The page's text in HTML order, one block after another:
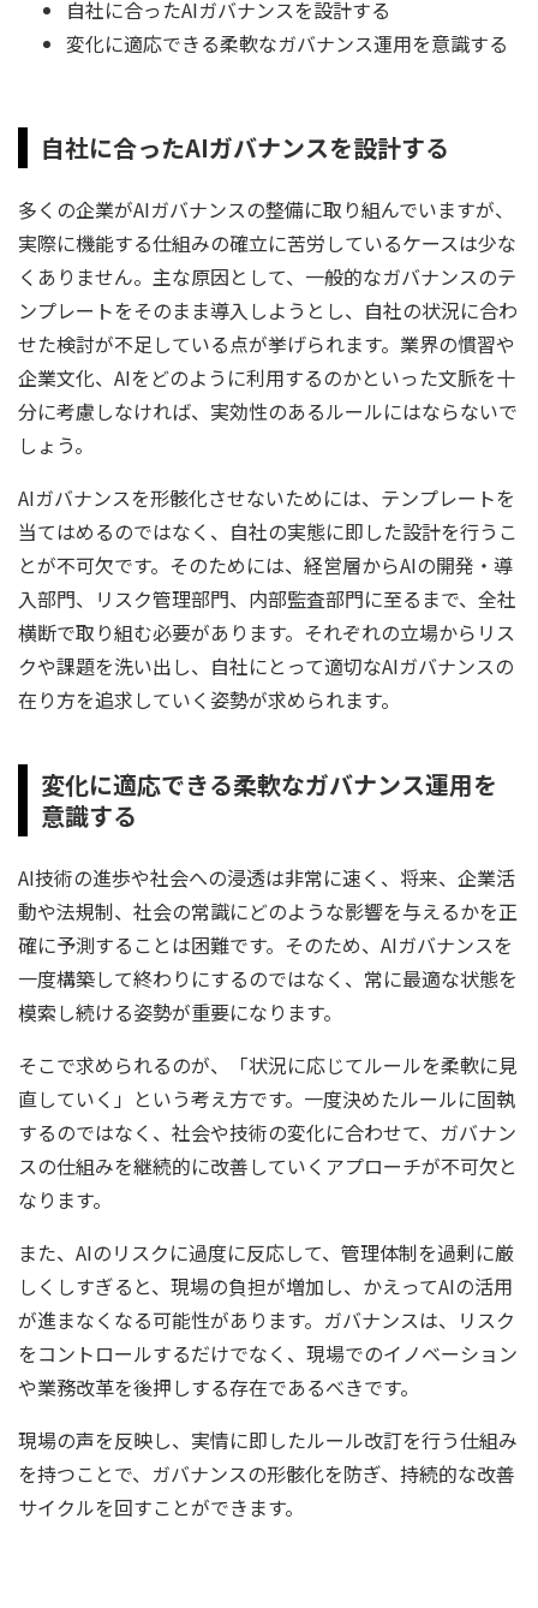
自社に合ったAIガバナンスを設計する
変化に適応できる柔軟なガバナンス運用を意識する
自社に合ったAIガバナンスを設計する
多くの企業がAIガバナンスの整備に取り組んでいますが、
実際に機能する仕組みの確立に苦労しているケースは少な
くありません。主な原因として、一般的なガバナンスのテ
ンプレートをそのまま導入しようとし、自社の状況に合わ
せた検討が不足している点が挙げられます。業界の慣習や
企業文化、AIをどのように利用するのかといった文脈を十
分に考慮しなければ、実効性のあるルールにはならないで
しょう。
AIガバナンスを形骸化させないためには、テンプレートを
当てはめるのではなく、自社の実態に即した設計を行うこ
とが不可欠です。そのためには、経営層からAIの開発・導
入部門、リスク管理部門、内部監査部門に至るまで、全社
横断で取り組む必要があります。それぞれの立場からリス
クや課題を洗い出し、自社にとって適切なAIガバナンスの
在り方を追求していく姿勢が求められます。
変化に適応できる柔軟なガバナンス運用を
意識する
AI技術の進歩や社会への浸透は非常に速く、将来、企業活
動や法規制、社会の常識にどのような影響を与えるかを正
確に予測することは困難です。そのため、AIガバナンスを
一度構築して終わりにするのではなく、常に最適な状態を
模索し続ける姿勢が重要になります。
そこで求められるのが、「状況に応じてルールを柔軟に見
直していく」という考え方です。一度決めたルールに固執
するのではなく、社会や技術の変化に合わせて、ガバナン
スの仕組みを継続的に改善していくアプローチが不可欠と
なります。
また、AIのリスクに過度に反応して、管理体制を過剰に厳
しくしすぎると、現場の負担が増加し、かえってAIの活用
が進まなくなる可能性があります。ガバナンスは、リスク
をコントロールするだけでなく、現場でのイノベーション
や業務改革を後押しする存在であるべきです。
現場の声を反映し、実情に即したルール改訂を行う仕組み
を持つことで、ガバナンスの形骸化を防ぎ、持続的な改善
サイクルを回すことができます。